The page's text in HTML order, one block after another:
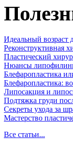
Идеальный возраст
Реконструктивная
Пластический
Нюансы
Блефаропластика
Блефаропластика:
Липосакция и
Подтяжка груди
Секреты ухода за
Мастерство
Все статьи...